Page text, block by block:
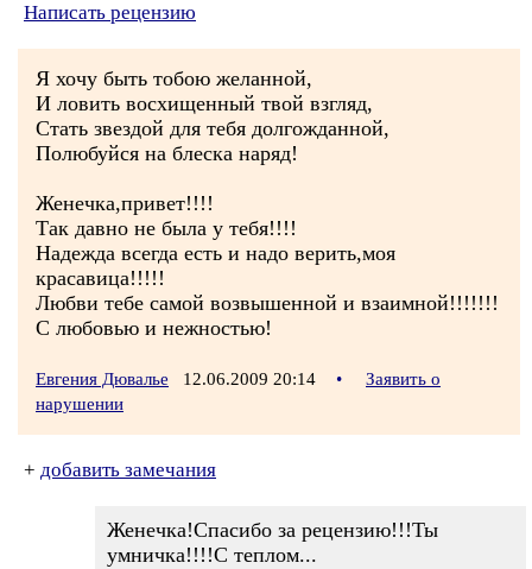
Написать рецензию
Я хочу быть тобою желанной,
И ловить восхищенный твой взгляд,
Стать звездой для тебя долгожданной,
Полюбуйся на блеска наряд!
Женечка,привет!!!!
Так давно не была у тебя!!!!
Надежда всегда есть и надо верить,моя
красавица!!!!!
Любви тебе самой возвышенной и взаимной!!!!!!!
С любовью и нежностью!
Евгения Дювалье 12.06.2009 20:14 •
Заявить о
нарушении
+ добавить замечания
Женечка!Спасибо за рецензию!!!Ты
умничка!!!!С теплом...